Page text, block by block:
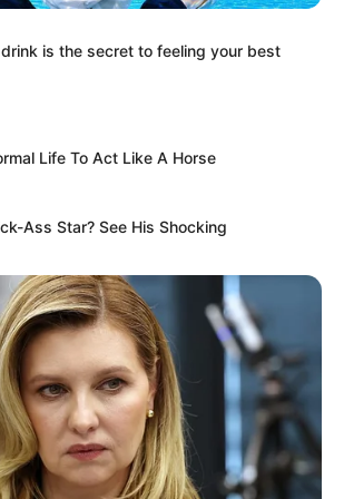
is the secret to feeling your best
Life To Act Like A Horse
Ass Star? See His Shocking